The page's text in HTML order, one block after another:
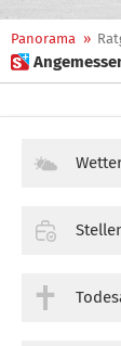
Panorama »
